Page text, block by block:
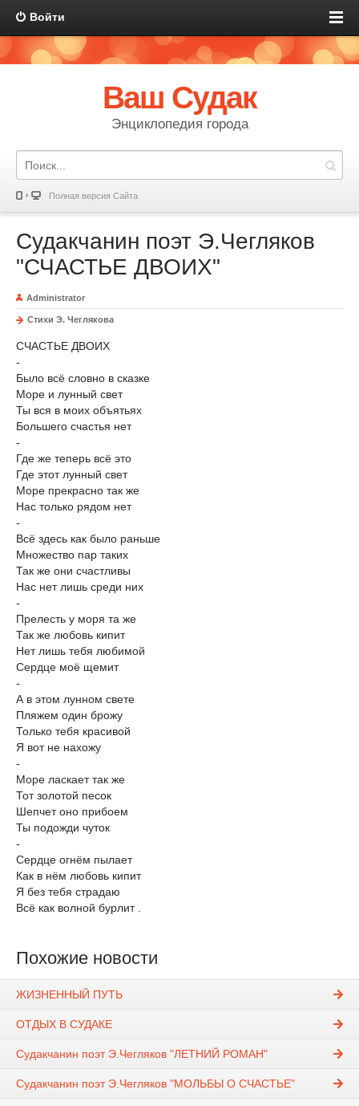
Войти
Ваш Судак
Энциклопедия города
Полная версия Сайта
Судакчанин поэт Э.Чегляков
"СЧАСТЬЕ ДВОИХ"
Administrator
Стихи Э. Чеглякова
СЧАСТЬЕ ДВОИХ
-
Было всё словно в сказке
Море и лунный свет
Ты вся в моих объятьях
Большего счастья нет
-
Где же теперь всё это
Где этот лунный свет
Море прекрасно так же
Нас только рядом нет
-
Всё здесь как было раньше
Множество пар таких
Так же они счастливы
Нас нет лишь среди них
-
Прелесть у моря та же
Так же любовь кипит
Нет лишь тебя любимой
Сердце моё щемит
-
А в этом лунном свете
Пляжем один брожу
Только тебя красивой
Я вот не нахожу
-
Море ласкает так же
Тот золотой песок
Шепчет оно прибоем
Ты подожди чуток
-
Сердце огнём пылает
Как в нём любовь кипит
Я без тебя страдаю
Всё как волной бурлит .
Похожие новости
ЖИЗНЕННЫЙ ПУТЬ
ОТДЫХ В СУДАКЕ
Судакчанин поэт Э.Чегляков "ЛЕТНИЙ РОМАН"
Судакчанин поэт Э.Чегляков "МОЛЬБЫ О СЧАСТЬЕ"